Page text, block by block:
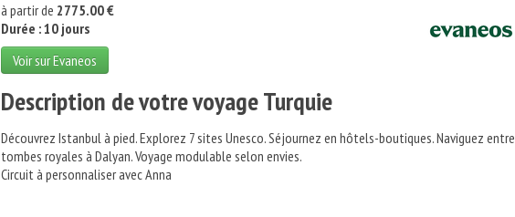
à partir de 2775.00 €
Durée : 10 jours
Voir sur Evaneos
Description de votre voyage Turquie
Découvrez Istanbul à pied. Explorez 7 sites Unesco. Séjournez en hôtels-boutiques. Naviguez entre
tombes royales à Dalyan. Voyage modulable selon envies.
Circuit à personnaliser avec Anna